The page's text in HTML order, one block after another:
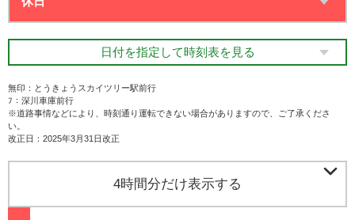
日付を指定して時刻表を見る
無印：とうきょうスカイツリー駅前行
ﾌ：深川車庫前行
※道路事情などにより、時刻通り運転できない場合がありますので、ご了承くださ
い。
改正日：2025年3月31日改正
4時間分だけ表示する 